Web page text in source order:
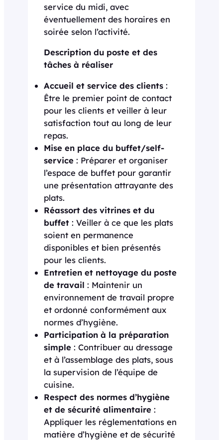
service du midi, avec
éventuellement des horaires en
soirée selon l’activité.
Description du poste et des
tâches à réaliser
Accueil et service des clients :
Être le premier point de contact
pour les clients et veiller à leur
satisfaction tout au long de leur
repas.
Mise en place du buffet/self-
service : Préparer et organiser
l’espace de buffet pour garantir
une présentation attrayante des
plats.
Réassort des vitrines et du
buffet : Veiller à ce que les plats
soient en permanence
disponibles et bien présentés
pour les clients.
Entretien et nettoyage du poste
de travail : Maintenir un
environnement de travail propre
et ordonné conformément aux
normes d’hygiène.
Participation à la préparation
simple : Contribuer au dressage
et à l’assemblage des plats, sous
la supervision de l’équipe de
cuisine.
Respect des normes d’hygiène
et de sécurité alimentaire :
Appliquer les réglementations en
matière d’hygiène et de sécurité